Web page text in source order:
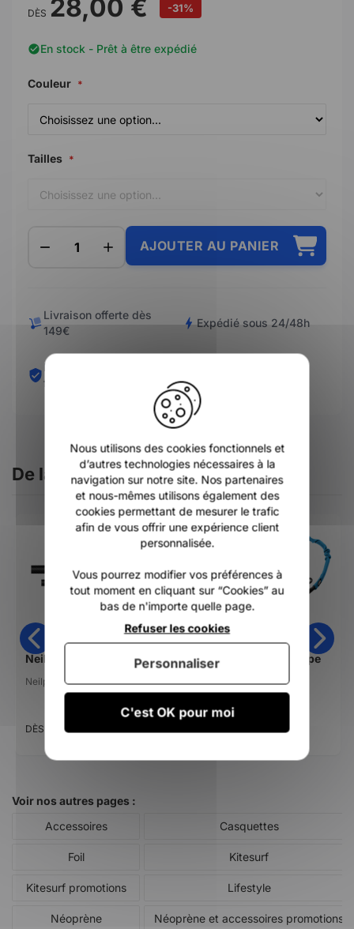
DÈS 28,00 € -31%
En stock - Prêt à être expédié
Couleur
Tailles
AJOUTER AU PANIER
Livraison offerte dès
149€
Expédié sous 24/48h
Paiement en 3/4 X sans
frais
De la même catégorie
Neilpryde X100 Pro MDM 2026
Neilpryde
DÈS 949,00 €
Neilpryde Uphaul Rope
Neilpryde
Voir nos autres pages :
Accessoires
Casquettes
Foil Kitesurf
Kitesurf promotions Lifestyle
Néoprène Néoprène et accessoires promotions
Nous utilisons des cookies fonctionnels et
d’autres technologies nécessaires à la
navigation sur notre site. Nos partenaires
et nous-mêmes utilisons également des
cookies permettant de mesurer le trafic
afin de vous offrir une expérience client
personnalisée.
Vous pourrez modifier vos préférences à
tout moment en cliquant sur “Cookies” au
bas de n'importe quelle page.
C'est OK pour moi
Refuser les cookies
Personnaliser